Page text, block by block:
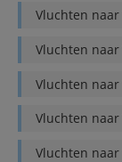
Vluchten naar
Vluchten naar
Vluchten naar
Vluchten naar
Vluchten naar